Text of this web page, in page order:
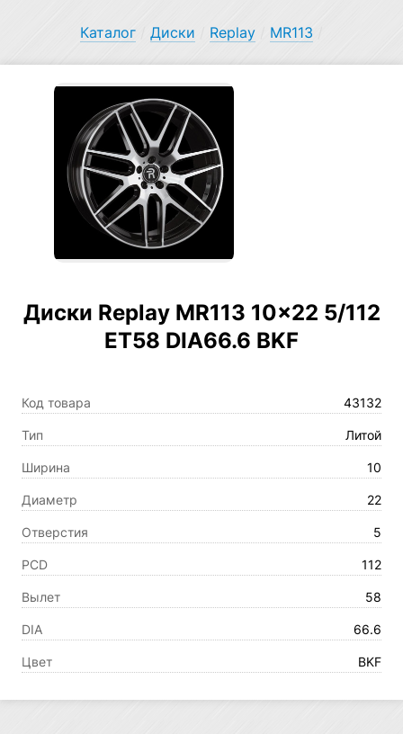
Каталог Диски Replay MR113
Диски Replay MR113 10×22 5/112
ET58 DIA66.6 BKF
Код товара 43132
Тип Литой
Ширина 10
Диаметр 22
Отверстия 5
PCD 112
Вылет 58
DIA 66.6
Цвет BKF